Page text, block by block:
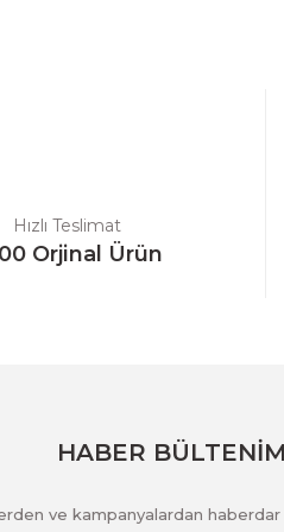
Hızlı Teslimat
Orjinal Ürün
HABER
ve kampanyalardan